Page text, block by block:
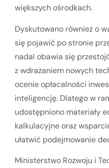
większych ośrodkach.
Dyskutowano również o
się pojawić po stronie
nadal obawia się
z wdrażaniem nowych
ocenie opłacalności
inteligencję. Dlatego w
udostępniono materiały
kalkulacyjne oraz
ułatwić podejmowanie
Ministerstwo Rozwoju i